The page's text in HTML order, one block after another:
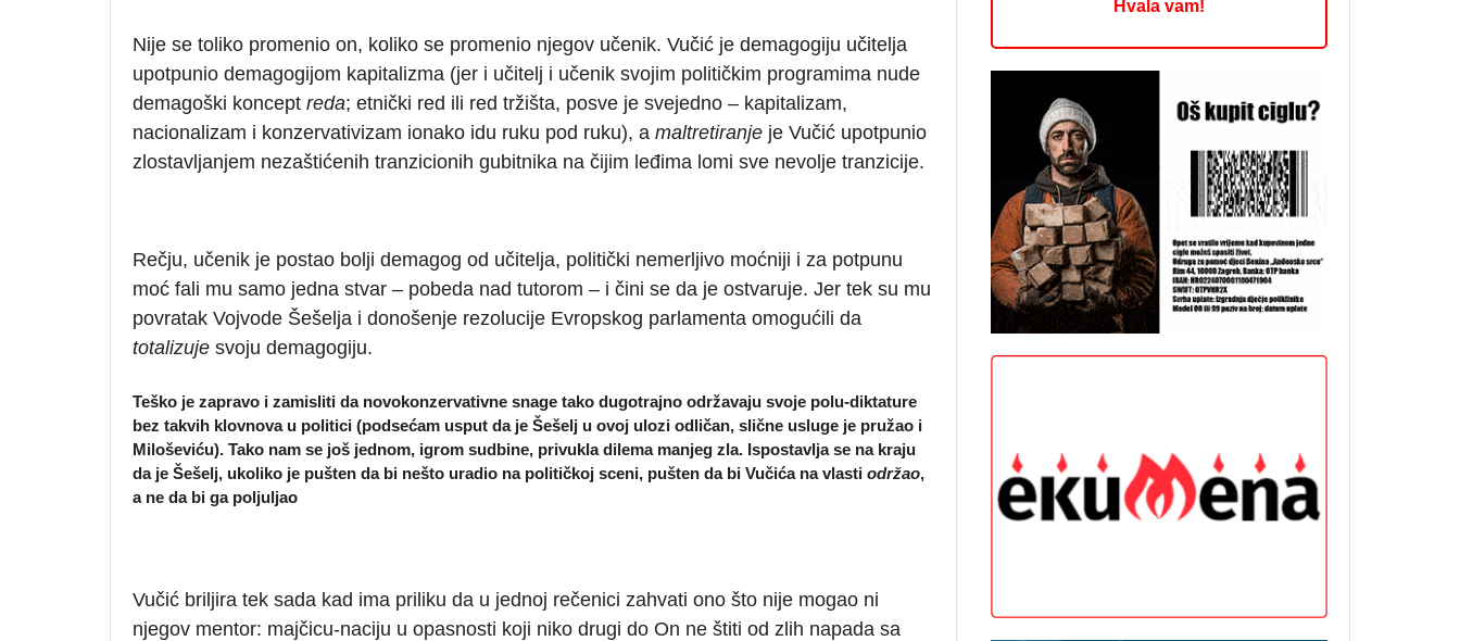
Nije se toliko promenio on, koliko se promenio njegov učenik. Vučić je demagogiju učitelja
upotpunio demagogijom kapitalizma (jer i učitelj i učenik svojim političkim programima nude
demagoški koncept reda; etnički red ili red tržišta, posve je svejedno – kapitalizam,
nacionalizam i konzervativizam ionako idu ruku pod ruku), a maltretiranje je Vučić upotpunio
zlostavljanjem nezaštićenih tranzicionih gubitnika na čijim leđima lomi sve nevolje tranzicije.
Rečju, učenik je postao bolji demagog od učitelja, politički nemerljivo moćniji i za potpunu
moć fali mu samo jedna stvar – pobeda nad tutorom – i čini se da je ostvaruje. Jer tek su mu
povratak Vojvode Šešelja i donošenje rezolucije Evropskog parlamenta omogućili da
totalizuje svoju demagogiju.
Teško je zapravo i zamisliti da novokonzervativne snage tako dugotrajno održavaju svoje polu-diktature
bez takvih klovnova u politici (podsećam usput da je Šešelj u ovoj ulozi odličan, slične usluge je pružao i
Miloševiću). Tako nam se još jednom, igrom sudbine, privukla dilema manjeg zla. Ispostavlja se na kraju
da je Šešelj, ukoliko je pušten da bi nešto uradio na političkoj sceni, pušten da bi Vučića na vlasti održao,
a ne da bi ga poljuljao
Vučić briljira tek sada kad ima priliku da u jednoj rečenici zahvati ono što nije mogao ni
njegov mentor: majčicu-naciju u opasnosti koji niko drugi do On ne štiti od zlih napada sa
Hvala vam!